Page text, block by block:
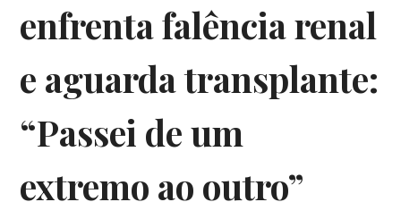
enfrenta falência renal
e aguarda transplante:
“Passei de um
extremo ao outro”